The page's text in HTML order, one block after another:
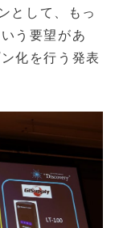
として、もっ
う要望があ
化を行う発表